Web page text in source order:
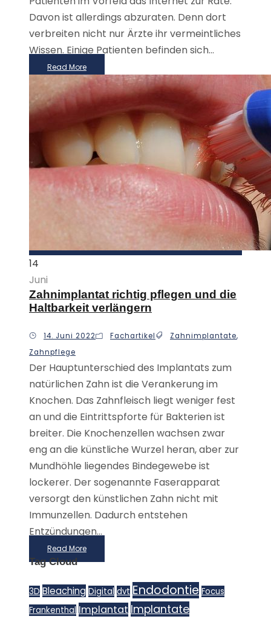
Davon ist allerdings abzuraten. Denn dort
verbreiten nicht nur Ärzte ihr vermeintliches
Wissen. Einige Patienten befinden sich...
Read More
14
Juni
Zahnimplantat richtig pflegen und die
Haltbarkeit verlängern
14. Juni 2022 Fachartikel Zahnimplantate,
Zahnpflege
Der Hauptunterschied des Implantats zum
natürlichen Zahn ist die Verankerung im
Knochen. Das Zahnfleisch liegt weniger fest
an und die Eintrittspforte für Bakterien ist
breiter. Die Knochenzellen wachsen zwar
eng an die künstliche Wurzel heran, aber zur
Mundhöhle liegendes Bindegewebe ist
lockerer. Der sogenannte Faserapparat
versorgt den künstlichen Zahn nicht mit
Immunzellen. Dadurch entstehen
Entzündungen...
Read More
Tag Cloud
3D Bleaching Digital dvt Endodontie Focus
Frankenthal Implantat Implantate